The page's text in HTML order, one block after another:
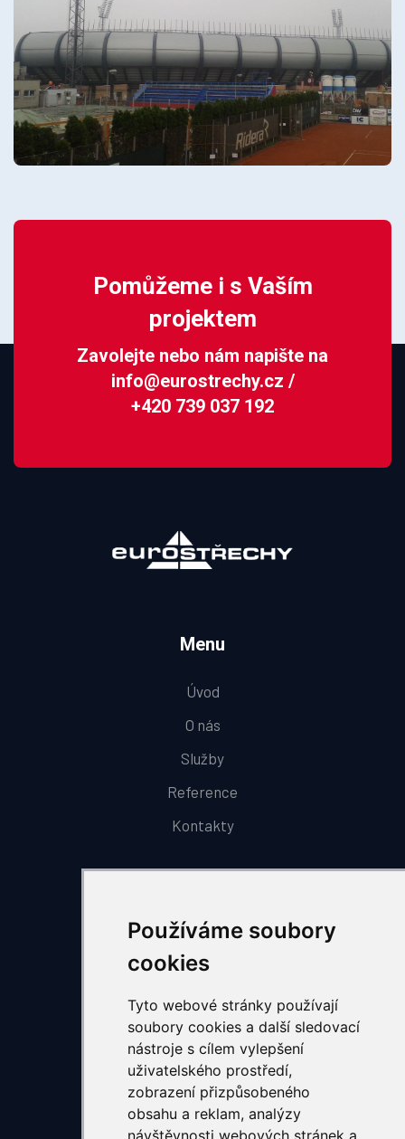
Používáme soubory
cookies
Tyto webové stránky používají
soubory cookies a další sledovací
nástroje s cílem vylepšení
uživatelského prostředí,
zobrazení přizpůsobeného
obsahu a reklam, analýzy
návštěvnosti webových stránek a
Pomůžeme i s Vaším
projektem
Zavolejte nebo nám napište na
info@eurostrechy.cz /
+420 739 037 192
Menu
Úvod
O nás
Služby
Reference
Kontakty
Tesařské práce
Klempířské práce
Střešní hydroizolace
Opláštění budov
Odvětrávané fasády
Defektoskopie střech
Protipožární konstrukce